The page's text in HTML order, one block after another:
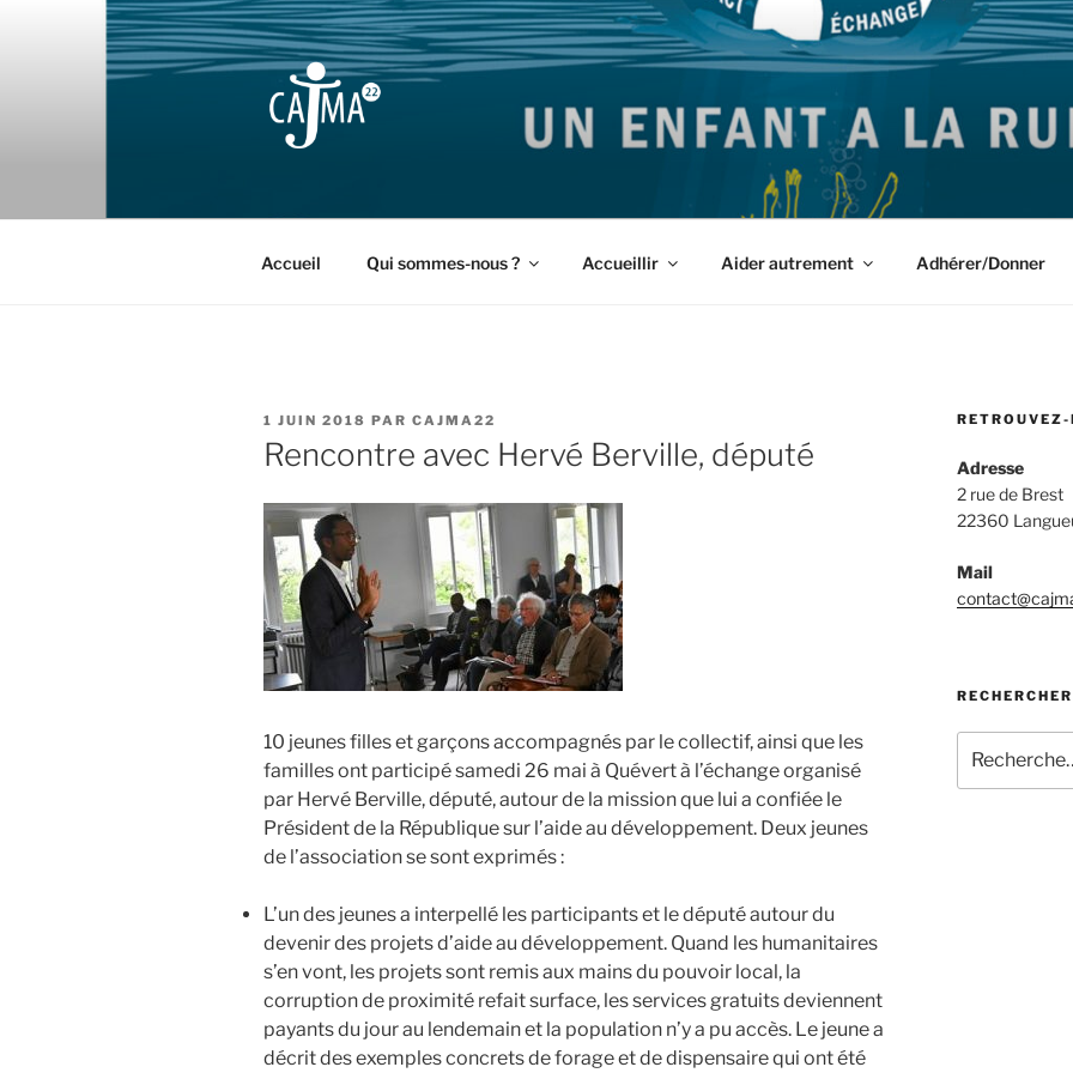
Collectif d'Aide aux Jeunes Migrants et leurs Accompagnants des Côtes d'Armor
Accueil Qui sommes-nous ? Accueillir Aider autrement Adhérer/Donner
PUBLIÉ
LE
1 JUIN 2018 PAR CAJMA22
Rencontre avec Hervé Berville, député
10 jeunes filles et garçons accompagnés par le collectif, ainsi que les
familles ont participé samedi 26 mai à Quévert à l’échange organisé
par Hervé Berville, député, autour de la mission que lui a confiée le
Président de la République sur l’aide au développement. Deux jeunes
de l’association se sont exprimés :
L’un des jeunes a interpellé les participants et le député autour du
devenir des projets d’aide au développement. Quand les humanitaires
s’en vont, les projets sont remisaux mains du pouvoir local, la
corruption de proximité refait surface, les services gratuits deviennent
payants du jour au lendemain et la population n’y a pu accès. Le jeune a
décrit des exemples concrets de forage et de dispensaire qui ont été
RETROUVEZ-
Adresse
2 rue de Brest
22360
Mail
RECHERCHER
pour
: